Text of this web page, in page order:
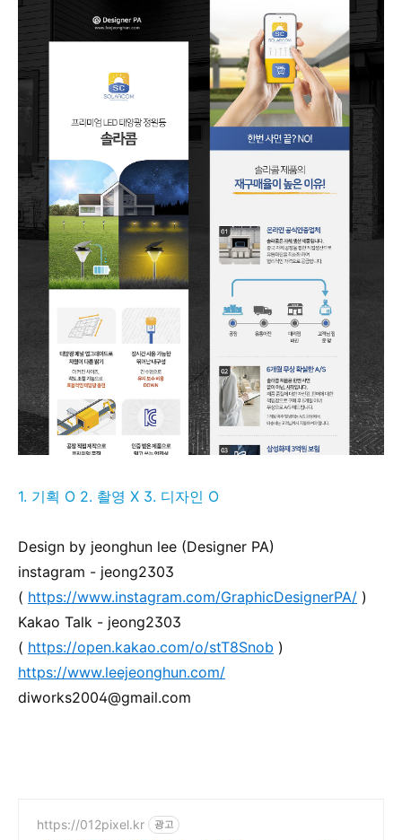
1. 기획 O 2. 촬영 X 3. 디자인 O
Design by jeonghun lee (Designer PA)
instagram - jeong2303
( https://www.instagram.com/GraphicDesignerPA/ )
Kakao Talk - jeong2303
( https://open.kakao.com/o/stT8Snob )
https://www.leejeonghun.com/
diworks2004@gmail.com
https://012pixel.kr 광고